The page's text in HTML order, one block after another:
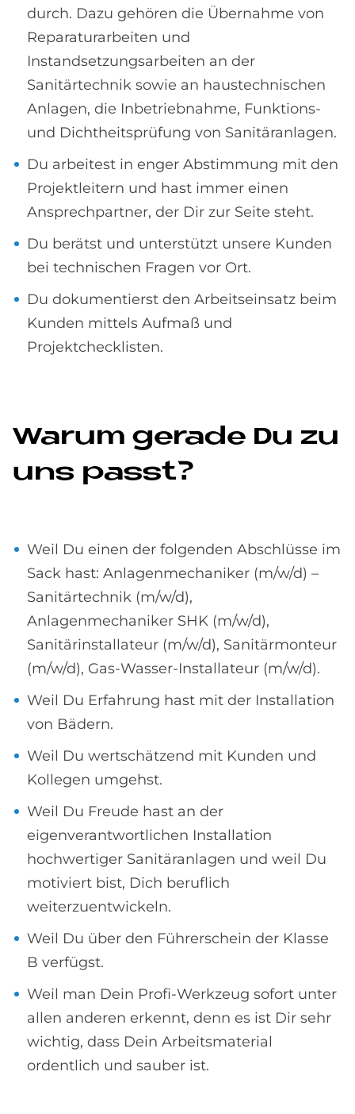
durch. Dazu gehören die Übernahme von
Reparaturarbeiten und
Instandsetzungsarbeiten an der
Sanitärtechnik sowie an haustechnischen
Anlagen, die Inbetriebnahme, Funktions-
und Dichtheitsprüfung von Sanitäranlagen.
Du arbeitest in enger Abstimmung mit den
Projektleitern und hast immer einen
Ansprechpartner, der Dir zur Seite steht.
Du berätst und unterstützt unsere Kunden
bei technischen Fragen vor Ort.
Du dokumentierst den Arbeitseinsatz beim
Kunden mittels Aufmaß und
Projektchecklisten.
Wa­rum ge­ra­de Du zu
uns passt?
Weil Du einen der folgenden Abschlüsse im
Sack hast: Anlagenmechaniker (m/w/d) –
Sanitärtechnik (m/w/d),
Anlagenmechaniker SHK (m/w/d),
Sanitärinstallateur (m/w/d), Sanitärmonteur
(m/w/d), Gas-Wasser-Installateur (m/w/d).
Weil Du Erfahrung hast mit der Installation
von Bädern.
Weil Du wertschätzend mit Kunden und
Kollegen umgehst.
Weil Du Freude hast an der
eigenverantwortlichen Installation
hochwertiger Sanitäranlagen und weil Du
motiviert bist, Dich beruflich
weiterzuentwickeln.
Weil Du über den Führerschein der Klasse
B verfügst.
Weil man Dein Profi-Werkzeug sofort unter
allen anderen erkennt, denn es ist Dir sehr
wichtig, dass Dein Arbeitsmaterial
ordentlich und sauber ist.